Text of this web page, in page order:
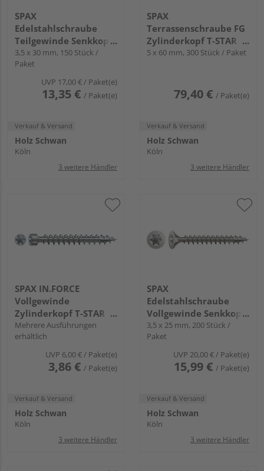
SPAX
Edelstahlschraube
Teilgewinde Senkkopf
T-STAR plus T15 4CUT
Edelstahl rostfrei A2
3,5 x 30 mm, 150 Stück /
Paket
UVP 17,00 € / Paket(e)
13,35 € / Paket(e)
Verkauf & Versand
Holz Schwan
Köln
3 weitere Händler
SPAX
Terrassenschraube FG
Zylinderkopf T-STAR
plus T25 CUT-Spitze
5 x 60 mm, 300 Stück / Paket
79,40 € / Paket(e)
Verkauf & Versand
Holz Schwan
Köln
3 weitere Händler
SPAX IN.FORCE
Vollgewinde
Zylinderkopf T-STAR
plus T30 4CUT WIROX -
Großpack
Mehrere Ausführungen
erhältlich
UVP 6,00 €/ Paket(e)
3,86 € / Paket(e)
Verkauf & Versand
Holz Schwan
Köln
3 weitere Händler
SPAX
Edelstahlschraube
Vollgewinde Senkkopf
T-STAR plus T15 4CUT
Edelstahl rostfrei A2
3,5 x 25 mm, 200 Stück /
Paket
UVP 20,00 €/ Paket(e)
15,99 € / Paket(e)
Verkauf & Versand
Holz Schwan
Köln
3 weitere Händler